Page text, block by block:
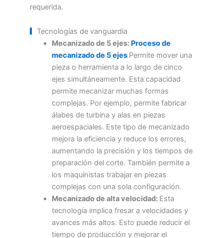
requerida.
Tecnologías de vanguardia
Mecanizado de 5 ejes: Proceso de
mecanizado de 5 ejes Permite mover una
pieza o herramienta a lo largo de cinco
ejes simultáneamente. Esta capacidad
permite mecanizar muchas formas
complejas. Por ejemplo, permite fabricar
álabes de turbina y alas en piezas
aeroespaciales. Este tipo de mecanizado
mejora la eficiencia y reduce los errores,
aumentando la precisión y los tiempos de
preparación del corte. También permite a
los maquinistas trabajar en piezas
complejas con una sola configuración.
Mecanizado de alta velocidad: Esta
tecnología implica fresar a velocidades y
avances más altos. Esto puede reducir el
tiempo de producción y mejorar el